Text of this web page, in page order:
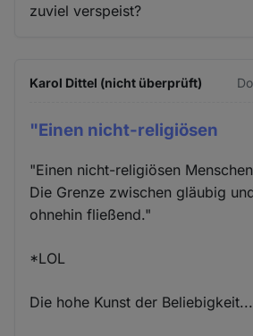
zuviel verspeist?
Karol Dittel (nicht überprüft)
"Einen nicht-religiösen
"Einen nicht-religiösen
Die Grenze zwischen gläubig
ohnehin fließend."
*LOL
Die hohe Kunst der Beliebigkeit...